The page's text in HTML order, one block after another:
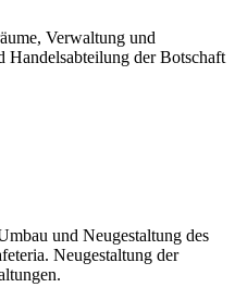
Verwaltung und
Handelsabteilung der Botschaft
und Neugestaltung des
Neugestaltung der